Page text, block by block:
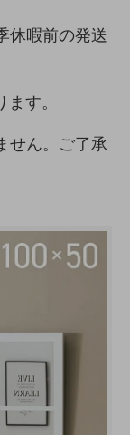
休暇前の発送
す。
せん。ご了承